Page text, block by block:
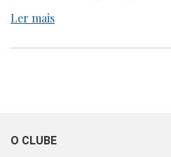
Ler mais
O CLUBE